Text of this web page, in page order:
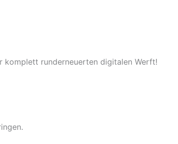
komplett runderneuerten digitalen Werft!